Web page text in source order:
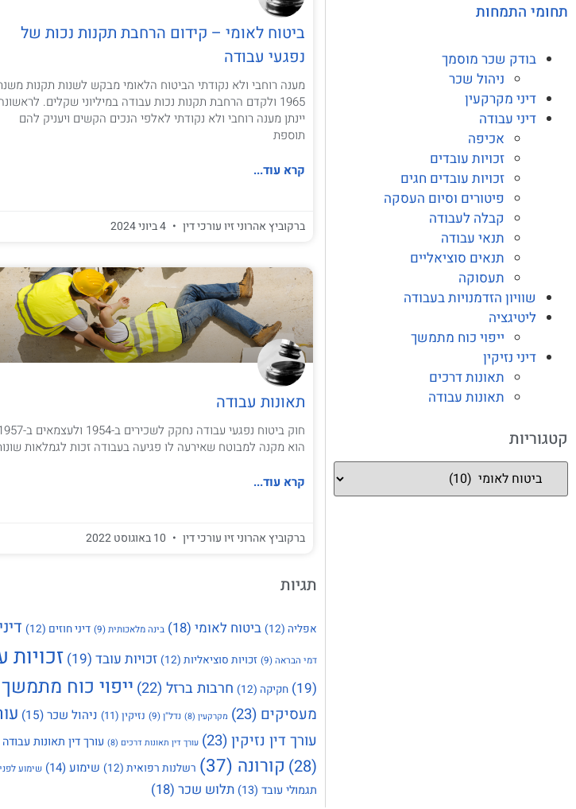
תחומי התמחות
בודק שכר מוסמך
ניהול שכר
דיני מקרקעין
דיני עבודה
אכיפה
זכויות עובדים
זכויות עובדים חגים
פיטורים וסיום העסקה
קבלה לעבודה
תנאי עבודה
תנאים סוציאליים
תעסוקה
שוויון הזדמנויות בעבודה
ליטיגציה
ייפוי כוח מתמשך
דיני נזיקין
תאונות דרכים
תאונות עבודה
קטגוריות
ביטוח לאומי – קידום הרחבת תקנות נכות של
נפגעי עבודה
מענה רוחבי ולא נקודתי הביטוח הלאומי מבקש לשנות תקנות
1965 ולקדם הרחבת תקנות נכות עבודה במיליוני שקלים.
יינתן מענה רוחבי ולא נקודתי לאלפי הנכים הקשים ויעניק להם
תוספת
קרא עוד...
ברקוביץ אהרוני זיו עורכי דין 4 ביוני 2024
תאונות עבודה
הוא מקנה למבוטח שאירעה לו פגיעה בעבודה זכות לגמלאות
קרא עוד...
ברקוביץ אהרוני זיו עורכי דין
תגיות
אפליה (12) ביטוח לאומי (18) בינה מלאכותית(9) דיני חוזים (12)
דמי הבראה(9) זכויות סוציאליות (12) זכויות עובד (19) זכויות
(19)
חקיקה (12) חרבות ברזל (22) ייפוי כוח מתמשך
מעסיקים (23) מקרקעין (8) נדל"ן(9) נזיקין (11) ניהול שכר(15)
עורך דין נזיקין(23) עורך דין תאונות דרכים (8) עורך דין תאונות עבודה
(28)
קורונה (37) רשלנות רפואית (12) שימוע(14) שימוע
תגמולי עובד (13) תלוש שכר (18)